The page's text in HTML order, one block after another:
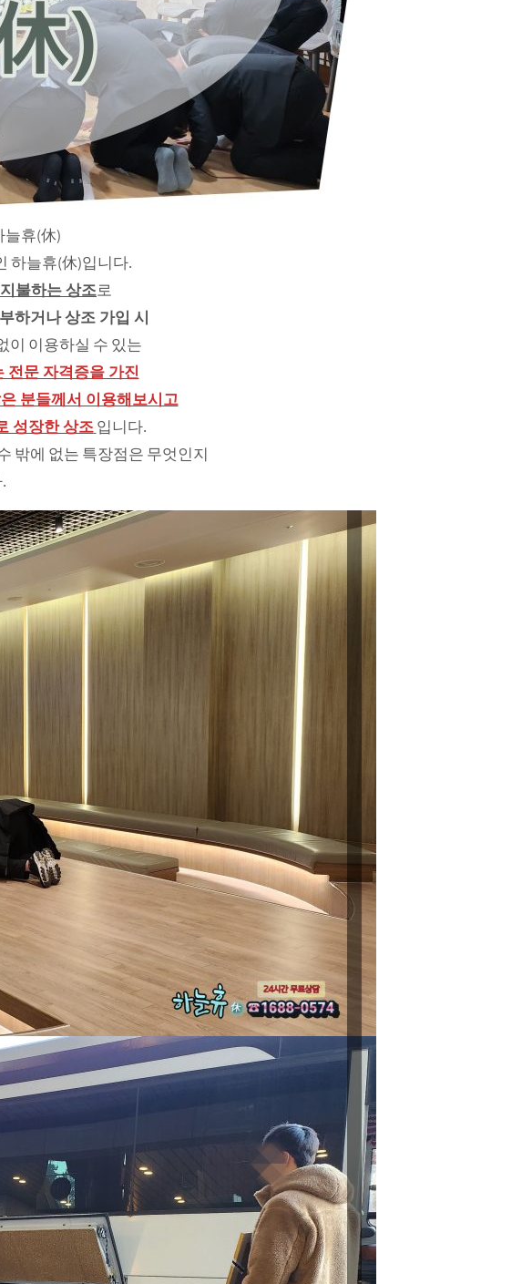
늘휴(休)
하늘휴(休)입니다.
불하는 상조로
하거나 상조 가입 시
이 이용하실 수 있는
전문 자격증을 가진
분들께서 이용해보시고
성장한 상조 입니다.
밖에 없는 특장점은 무엇인지